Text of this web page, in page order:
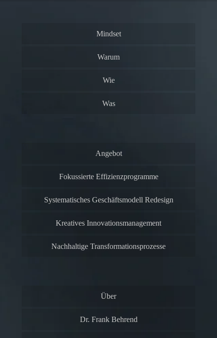
Mindset
Warum
Wie
Was
Angebot
Fokussierte Effizienzprogramme
Systematisches Geschäftsmodell Redesign
Kreatives Innovationsmanagement
Nachhaltige Transformationsprozesse
Über
Dr. Frank Behrend